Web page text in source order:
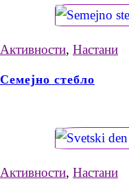
Активности, Настани
Семејно стебло
Активности, Настани